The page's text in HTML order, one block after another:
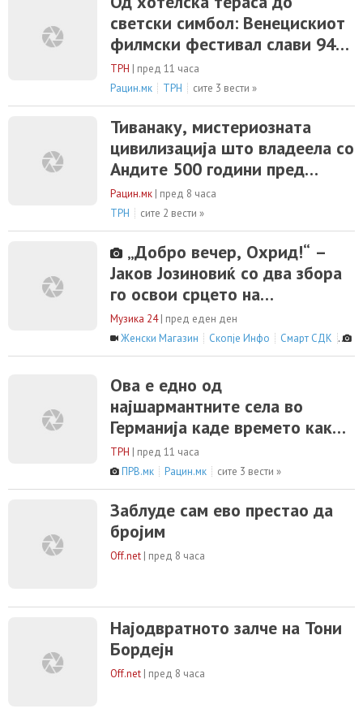
светски симбол: Венецискиот
филмски фестивал слави 94
години
ТРН | пред 11 часа
Рацин.мк
ТРН сите 3 вести »
Тиванаку, мистериозната
цивилизација што владеела со
Андите 500 години пред
Инките
Рацин.мк | пред 8 часа
ТРН
сите 2 вести »
„Добро вечер, Охрид!“ –
Јаков Јозиновиќ со два збора
го освои срцето на
Македонија
Музика 24 | пред еден ден
Женски Магазин
Скопје Инфо Смарт СДК
Ова е едно од
најшармантните села во
Германија каде времето како
да застанало
ТРН | пред 11 часа
ПРВ.мк
Рацин.мк сите 3 вести »
Заблуде сам ево престао да
бројим
Off.net | пред 8 часа
Најодвратното залче на Тони
Бордејн
Off.net | пред 8 часа